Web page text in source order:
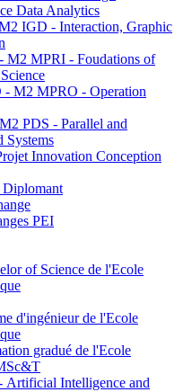
Data Analytics
IGD - Interaction, Graphic
M2 MPRI - Foudations of
M2 MPRO - Operation
PDS - Parallel and
Systems
Innovation Conception
PEI
of Science de l'Ecole
d'ingénieur de l'Ecole
gradué de l'Ecole
Intelligence and